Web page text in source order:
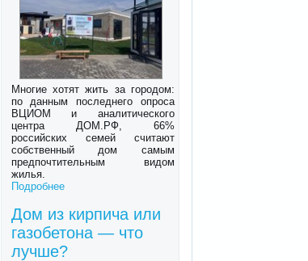
Многие хотят жить за городом:
по данным последнего опроса
ВЦИОМ и аналитического
центра ДОМ.РФ, 66%
российских семей считают
собственный дом самым
предпочтительным видом
жилья.
Подробнее
Дом из кирпича или
газобетона — что
лучше?